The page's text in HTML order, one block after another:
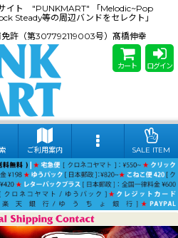
イト "PUNKMART" 「Melodic~Pop
Steady等の周辺バンドをセレクト」
許（第307792119003号）髙橋伸幸
カート ログイン
ご利用案内 SALE ITEM